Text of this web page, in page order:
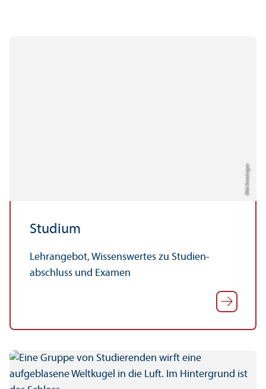
Bild: Anna Logue
Studium
Lehr­angebot, Wissenswertes zu Studien­
abschluss und Examen